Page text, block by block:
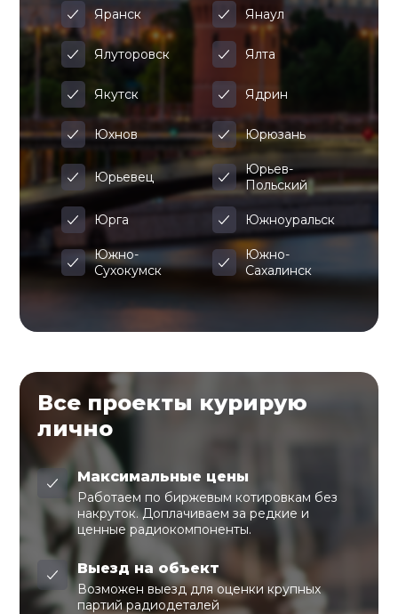
Яранск Янаул
Ялуторовск Ялта
Якутск Ядрин
Юхнов Юрюзань
Юрьевец
Юрьев-
Польский
Юрга Южноуральск
Южно-
Сухокумск
Южно-
Сахалинск
Все проекты курирую
лично
Максимальные цены
Работаем по биржевым котировкам без
накруток. Доплачиваем за редкие и
ценные радиокомпоненты.
Выезд на объект
Возможен выезд для оценки крупных
партий радиодеталей